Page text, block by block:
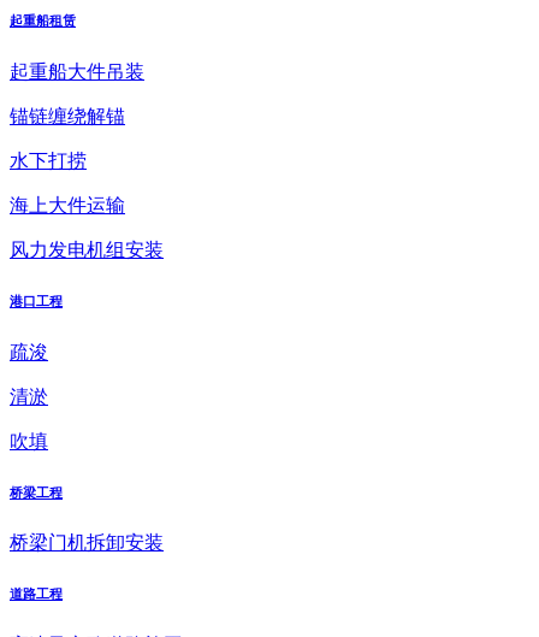
起重船租赁
起重船大件吊装
锚链缠绕解锚
水下打捞
海上大件运输
风力发电机组安装
港口工程
疏浚
清淤
吹填
桥梁工程
桥梁门机拆卸安装
道路工程